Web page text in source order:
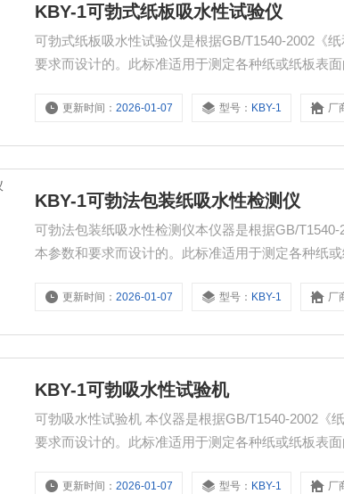
KBY-1可勃式纸板吸水性试验仪
可勃式纸板吸水性试验仪是根据GB/T1540-2002《
要求而设计的。此标准适用于测定各种纸或纸板表
更新时间：2026-01-07 型号： KBY-1 厂
KBY-1可勃法包装纸吸水性检测仪
可勃法包装纸吸水性检测仪本仪器是根据GB/
本参数和要求而设计的。此标准适用于测定各种纸
更新时间：2026-01-07 型号： KBY-1 厂
KBY-1可勃吸水性试验机
可勃吸水性试验机 本仪器是根据GB/T1540-2002《
要求而设计的。此标准适用于测定各种纸或纸板表
更新时间：2026-01-07 型号： KBY-1 厂